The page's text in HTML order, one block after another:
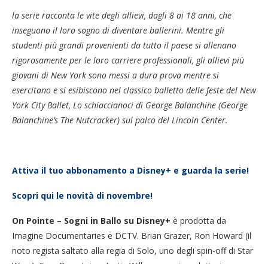
la serie racconta le vite degli allievi, dagli 8 ai 18 anni, che
inseguono il loro sogno di diventare ballerini. Mentre gli
studenti più grandi provenienti da tutto il paese si allenano
rigorosamente per le loro carriere professionali, gli allievi più
giovani di New York sono messi a dura prova mentre si
esercitano e si esibiscono nel classico balletto delle feste del New
York City Ballet, Lo schiaccianoci di George Balanchine (George
Balanchine’s The Nutcracker) sul palco del Lincoln Center.
Attiva il tuo abbonamento a Disney+ e guarda la serie!
Scopri qui le novità di novembre!
On Pointe – Sogni in Ballo su Disney+ è prodotta da
Imagine Documentaries e DCTV. Brian Grazer, Ron Howard (il
noto regista saltato alla regia di Solo, uno degli spin-off di Star